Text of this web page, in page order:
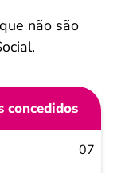
não são
concedidos
07